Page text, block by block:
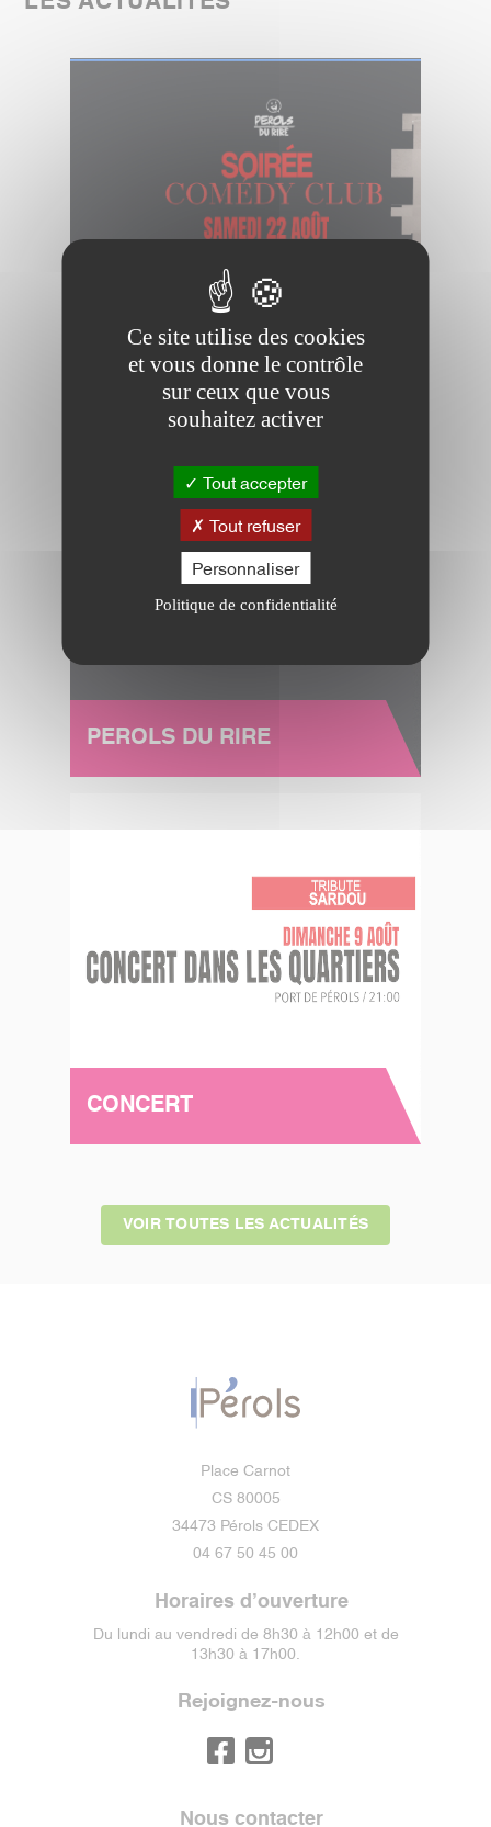
PÉROLS DU RIRE
PEROLS DU RIRE
CONCERT
VOIR TOUTES LES ACTUALITÉS
Place Carnot
CS 80005
34473 Pérols CEDEX
04 67 50 45 00
Horaires d’ouverture
Du lundi au vendredi de 8h30 à 12h00 et de
13h30 à 17h00.
Rejoignez-nous
Nous contacter
Ce site utilise des cookies
et vous donne le contrôle
sur ceux que vous
souhaitez activer
Tout accepter
Tout refuser
Personnaliser
Politique de confidentialité